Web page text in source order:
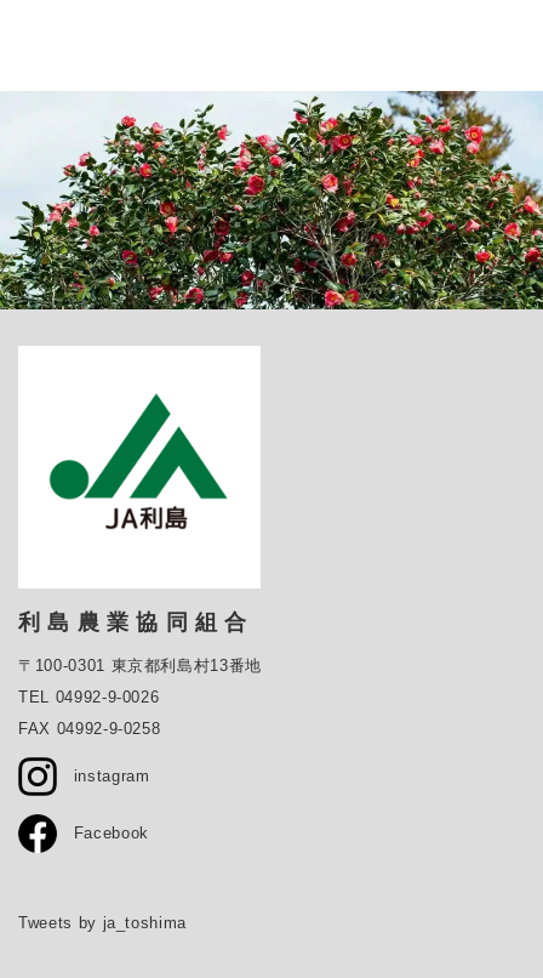
利 島 農 業 協 同 組 合
〒100-0301 東京都利島村13番地
TEL 04992-9-0026
FAX 04992-9-0258
instagram
Facebook
Tweets by ja_toshima